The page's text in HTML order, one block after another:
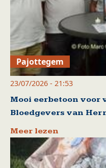
Pajottegem
23/07/2026 - 21:53
Mooi eerbetoon voor
Bloedgevers van
Meer lezen